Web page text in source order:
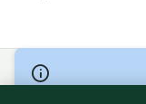
© Copyright 2026